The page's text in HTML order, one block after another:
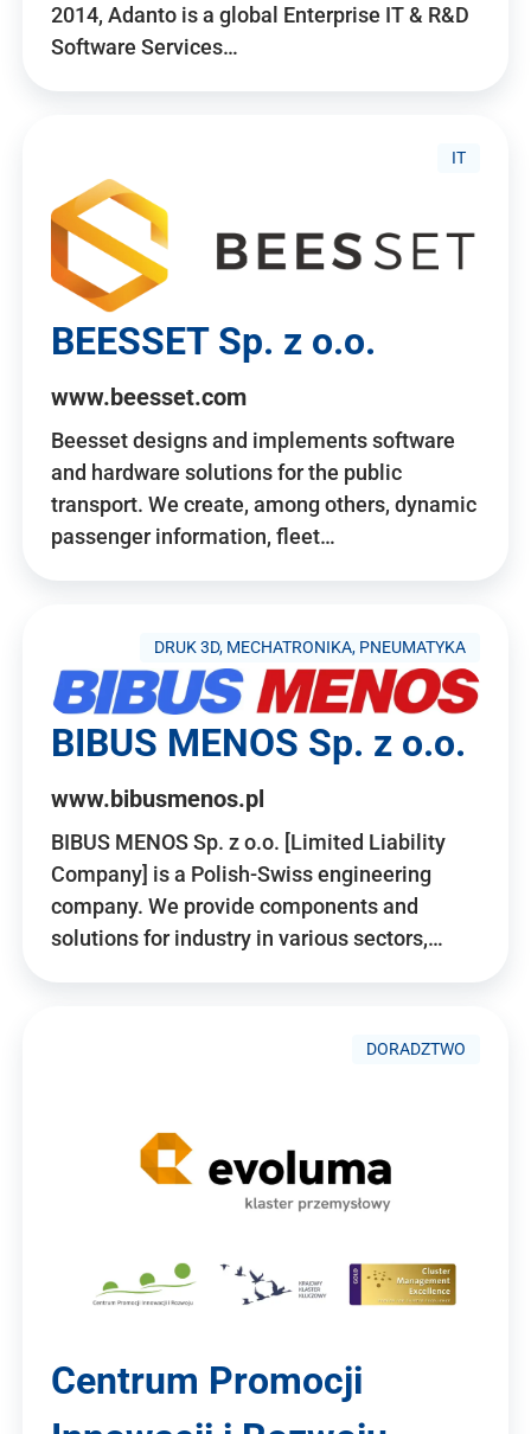
2014, Adanto is a global Enterprise IT & R&D
Software Services…
IT
BEESSET Sp. z o.o.
www.beesset.com
Beesset designs and implements software
and hardware solutions for the public
transport. We create, among others, dynamic
passenger information, fleet…
DRUK 3D, MECHATRONIKA, PNEUMATYKA
BIBUS MENOS Sp. z o.o.
www.bibusmenos.pl
BIBUS MENOS Sp. z o.o. [Limited Liability
Company] is a Polish-Swiss engineering
company. We provide components and
solutions for industry in various sectors,…
DORADZTWO
Centrum Promocji